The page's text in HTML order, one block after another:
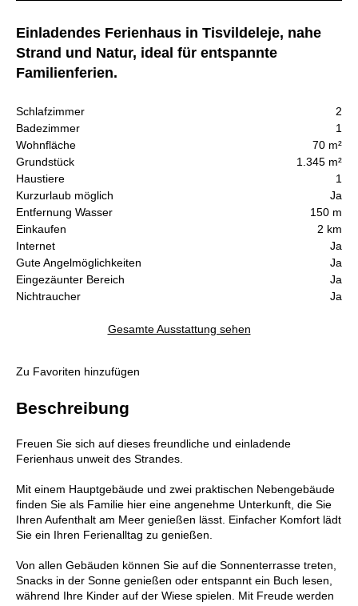
Einladendes Ferienhaus in Tisvildeleje, nahe
Strand und Natur, ideal für entspannte
Familienferien.
Schlafzimmer
2
Badezimmer
1
Wohnfläche
70 m²
Grundstück
1.345 m²
Haustiere
1
Kurzurlaub möglich
Ja
Entfernung Wasser
150 m
Einkaufen
2 km
Internet
Ja
Gute Angelmöglichkeiten
Ja
Eingezäunter Bereich
Ja
Nichtraucher
Ja
Gesamte Ausstattung sehen
Zu Favoriten hinzufügen
Beschreibung
Freuen Sie sich auf dieses freundliche und einladende
Ferienhaus unweit des Strandes.
Mit einem Hauptgebäude und zwei praktischen Nebengebäude
finden Sie als Familie hier eine angenehme Unterkunft, die Sie
Ihren Aufenthalt am Meer genießen lässt. Einfacher Komfort lädt
Sie ein Ihren Ferienalltag zu genießen.
Von allen Gebäuden können Sie auf die Sonnenterrasse treten,
Snacks in der Sonne genießen oder entspannt ein Buch lesen,
während Ihre Kinder auf der Wiese spielen. Mit Freude werden